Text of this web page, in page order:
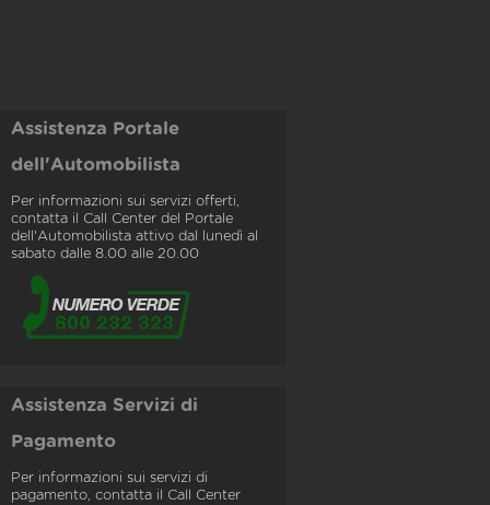
Assistenza Portale
dell'Automobilista
Per informazioni sui servizi offerti,
contatta il Call Center del Portale
dell'Automobilista attivo dal lunedì al
sabato dalle 8.00 alle 20.00
Assistenza Servizi di
Pagamento
Per informazioni sui servizi di
pagamento, contatta il Call Center